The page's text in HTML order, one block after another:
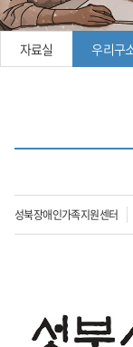
자료실 우리구
성북장애인가족지원센터